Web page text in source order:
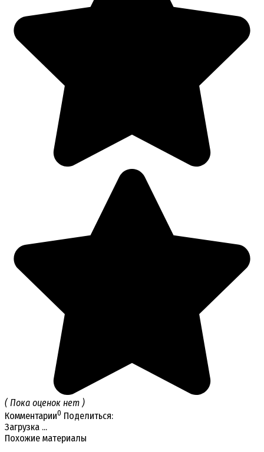
( Пока оценок нет )
Комментарии0 Поделиться:
Загрузка ...
Похожие материалы